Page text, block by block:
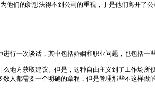
们的新想法得不到公司的重视，于是他们离开了公
行一次谈话，其中包括婚姻和职业问题，也包括一
地方获取建议。但是，这种自由主义到了工作场
人都需要一个明确的章程，但是管理那些不这样做